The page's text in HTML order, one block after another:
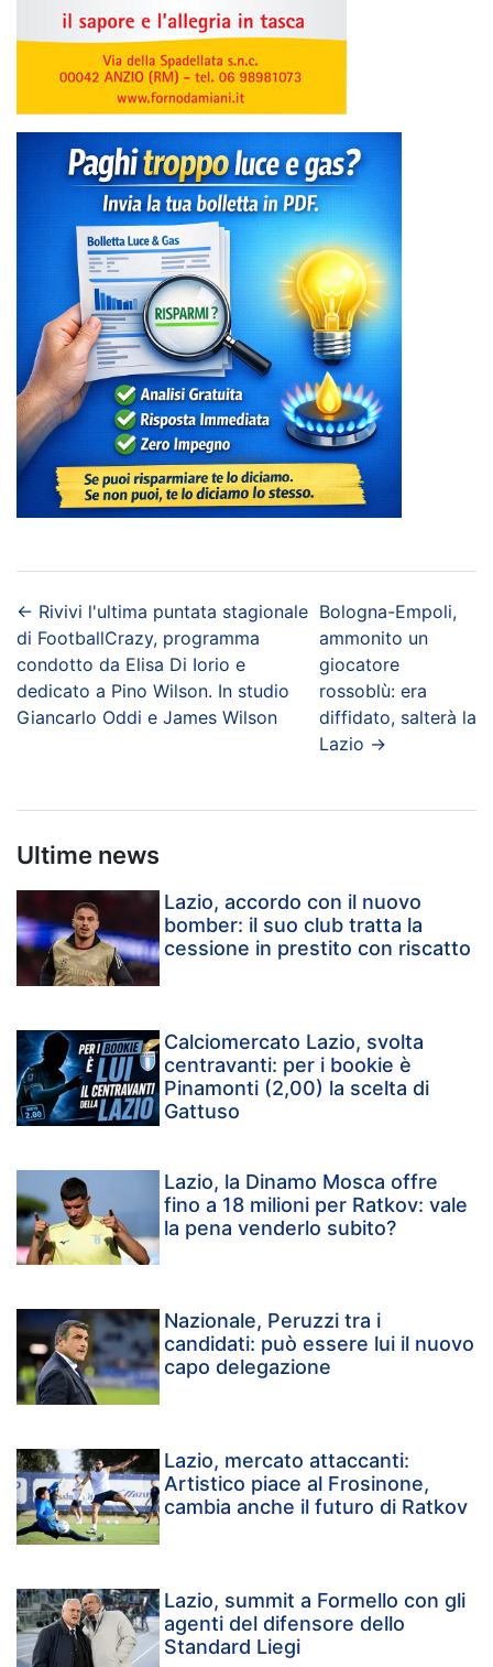
← Rivivi l'ultima puntata stagionale
di FootballCrazy, programma
condotto da Elisa Di Iorio e
dedicato a Pino Wilson. In studio
Giancarlo Oddi e James Wilson
Bologna-Empoli,
ammonito un
giocatore
rossoblù: era
diffidato, salterà la
Lazio →
Ultime news
Lazio, accordo con il nuovo
bomber: il suo club tratta la
cessione in prestito con riscatto
Calciomercato Lazio, svolta
centravanti: per i bookie è
Pinamonti (2,00) la scelta di
Gattuso
Lazio, la Dinamo Mosca offre
fino a 18 milioni per Ratkov: vale
la pena venderlo subito?
Nazionale, Peruzzi tra i
candidati: può essere lui il nuovo
capo delegazione
Lazio, mercato attaccanti:
Artistico piace al Frosinone,
cambia anche il futuro di Ratkov
Lazio, summit a Formello con gli
agenti del difensore dello
Standard Liegi